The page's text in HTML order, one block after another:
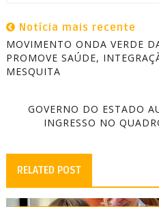
Notícia mais recente
MOVIMENTO ONDA VERDE
PROMOVE SAÚDE,
MESQUITA
GOVERNO DO ESTADO
INGRESSO NO
RELATED POST